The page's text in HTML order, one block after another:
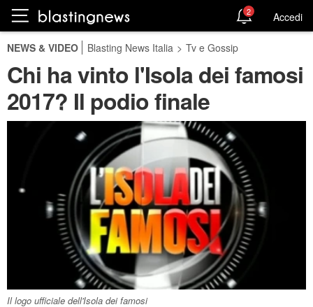
2 Accedi
NEWS & VIDEO Blasting News Italia > Tv e Gossip
Chi ha vinto l'Isola dei famosi
2017? Il podio finale
Il logo ufficiale dell'Isola dei famosi